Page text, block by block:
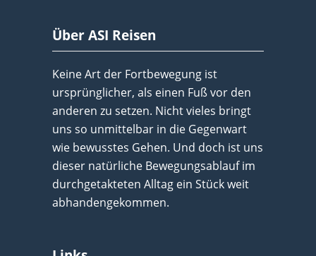
Über ASI Reisen
Keine Art der Fortbewegung ist
ursprünglicher, als einen Fuß vor den
anderen zu setzen. Nicht vieles bringt
uns so unmittelbar in die Gegenwart
wie bewusstes Gehen. Und doch ist uns
dieser natürliche Bewegungsablauf im
durchgetakteten Alltag ein Stück weit
abhandengekommen.